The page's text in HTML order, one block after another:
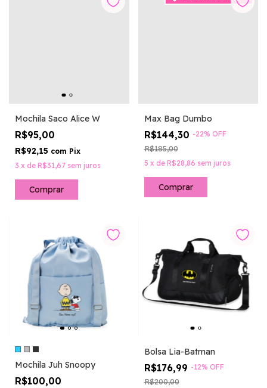
Mochila Saco Alice W
R$95,00
R$92,15 com Pix
3 x de R$31,67 sem juros
Max Bag Dumbo
R$144,30 -22% OFF
R$185,00
5 x de R$28,86 sem juros
Comprar
Mochila Juh Snoopy
R$100,00
Bolsa Lia-Batman
R$176,99 -12% OFF
R$200,00